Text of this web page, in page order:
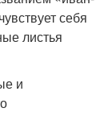
себя
листья